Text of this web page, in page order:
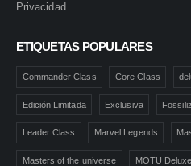
Privacidad
ETIQUETAS POPULARES
Commander Class Core Class
Edición Limitada Exclusiva
Leader Class Marvel Legends
Masters of the universe MOTU Deluxe